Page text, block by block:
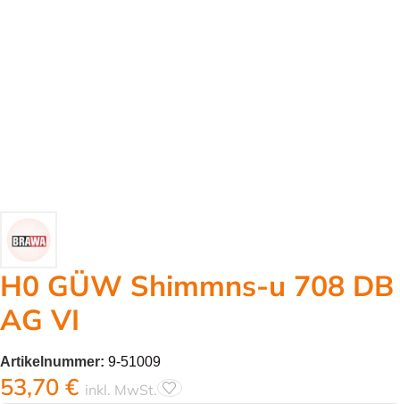
H0 GÜW Shimmns-u 708 DB
AG VI
Artikelnummer: 9-51009
53,70 € inkl. MwSt.